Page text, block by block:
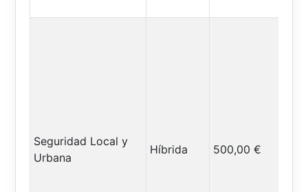
Seguridad Local y
Urbana
Híbrida 500,00 €